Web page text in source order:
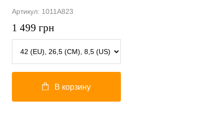
Артикул: 1011A823
1 499 грн
В корзину